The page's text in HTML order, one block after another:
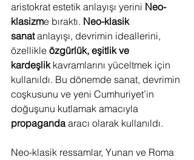
aristokrat estetik anlayışı yerini Neo-
klasizme bıraktı. Neo-klasik
sanat anlayışı, devrimin ideallerini,
özellikle özgürlük, eşitlik ve
kardeşlik kavramlarını yüceltmek için
kullanıldı. Bu dönemde sanat, devrimin
coşkusunu ve yeni Cumhuriyet’in
doğuşunu kutlamak amacıyla
propaganda aracı olarak kullanıldı.
Neo-klasik ressamlar, Yunan ve Roma